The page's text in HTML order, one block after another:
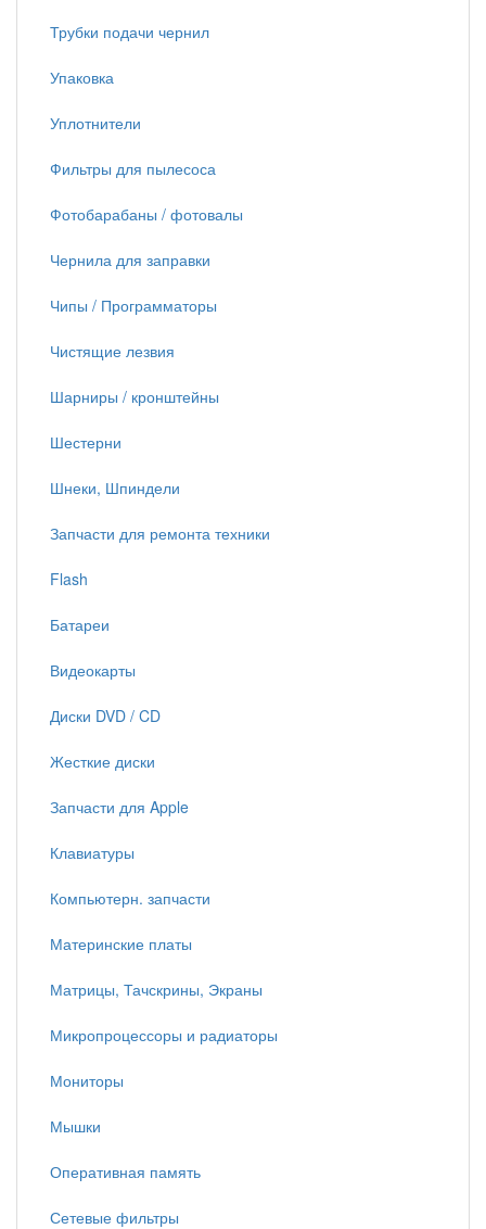
Трубки подачи чернил
Упаковка
Уплотнители
Фильтры для пылесоса
Фотобарабаны / фотовалы
Чернила для заправки
Чипы / Программаторы
Чистящие лезвия
Шарниры / кронштейны
Шестерни
Шнеки, Шпиндели
Запчасти для ремонта техники
Flash
Батареи
Видеокарты
Диски DVD / CD
Жесткие диски
Запчасти для Apple
Клавиатуры
Компьютерн. запчасти
Материнские платы
Матрицы, Тачскрины, Экраны
Микропроцессоры и радиаторы
Мониторы
Мышки
Оперативная память
Сетевые фильтры